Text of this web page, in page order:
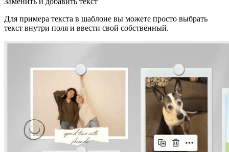
Для примера текста в шаблоне вы можете просто выбрать
текст внутри поля и ввести свой собственный.